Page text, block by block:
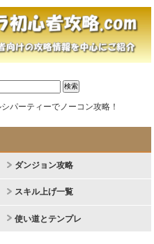
パーティーでノーコン攻略！
ダンジョン攻略
スキル上げ一覧
使い道とテンプレ